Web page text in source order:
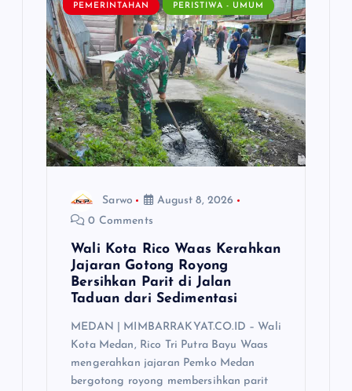
PEMERINTAHAN PERISTIWA - UMUM
Sarwo
August 8, 2026
0 Comments
Wali Kota Rico Waas Kerahkan
Jajaran Gotong Royong
Bersihkan Parit di Jalan
Taduan dari Sedimentasi
MEDAN | MIMBARRAKYAT.CO.ID – Wali
Kota Medan, Rico Tri Putra Bayu Waas
mengerahkan jajaran Pemko Medan
bergotong royong membersihkan parit